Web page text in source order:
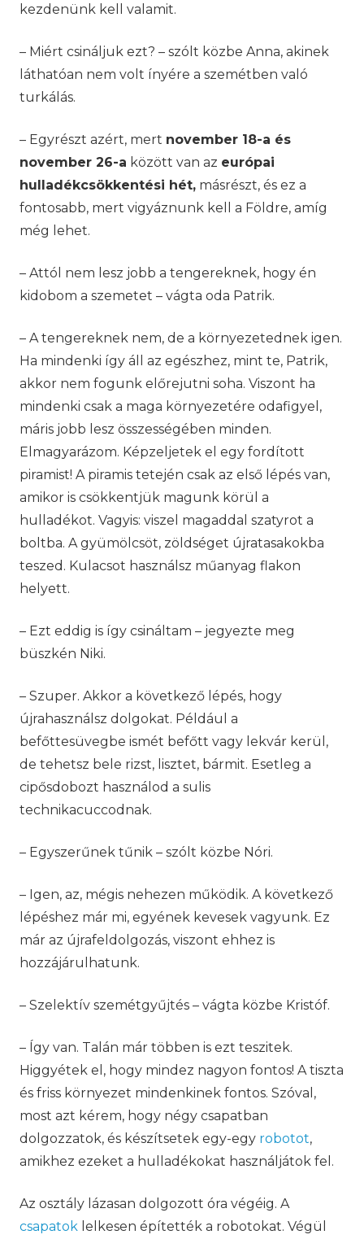
kezdenünk kell valamit.
– Miért csináljuk ezt? – szólt közbe Anna, akinek
láthatóan nem volt ínyére a szemétben való
turkálás.
– Egyrészt azért, mert november 18-a és
november 26-a között van az európai
hulladékcsökkentési hét, másrészt, és ez a
fontosabb, mert vigyáznunk kell a Földre, amíg
még lehet.
– Attól nem lesz jobb a tengereknek, hogy én
kidobom a szemetet – vágta oda Patrik.
– A tengereknek nem, de a környezetednek igen.
Ha mindenki így áll az egészhez, mint te, Patrik,
akkor nem fogunk előrejutni soha. Viszont ha
mindenki csak a maga környezetére odafigyel,
máris jobb lesz összességében minden.
Elmagyarázom. Képzeljetek el egy fordított
piramist! A piramis tetején csak az első lépés van,
amikor is csökkentjük magunk körül a
hulladékot. Vagyis: viszel magaddal szatyrot a
boltba. A gyümölcsöt, zöldséget újratasakokba
teszed. Kulacsot használsz műanyag flakon
helyett.
– Ezt eddig is így csináltam – jegyezte meg
büszkén Niki.
– Szuper. Akkor a következő lépés, hogy
újrahasználsz dolgokat. Például a
befőttesüvegbe ismét befőtt vagy lekvár kerül,
de tehetsz bele rizst, lisztet, bármit. Esetleg a
cipősdobozt használod a sulis
technikacuccodnak.
– Egyszerűnek tűnik – szólt közbe Nóri.
– Igen, az, mégis nehezen működik. A következő
lépéshez már mi, egyének kevesek vagyunk. Ez
már az újrafeldolgozás, viszont ehhez is
hozzájárulhatunk.
– Szelektív szemétgyűjtés – vágta közbe Kristóf.
– Így van. Talán már többen is ezt teszitek.
Higgyétek el, hogy mindez nagyon fontos! A tiszta
és friss környezet mindenkinek fontos. Szóval,
most azt kérem, hogy négy csapatban
dolgozzatok, és készítsetek egy-egy robotot,
amikhez ezeket a hulladékokat használjátok fel.
Az osztály lázasan dolgozott óra végéig. A
csapatok lelkesen építették a robotokat. Végül